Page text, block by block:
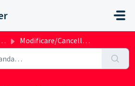
Modificare/Cancellare le prenotazioni dell'hotel